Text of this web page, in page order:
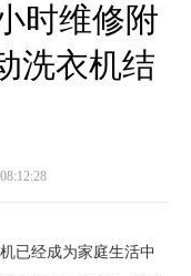
时维修附
洗衣机结
已经成为家庭生活中